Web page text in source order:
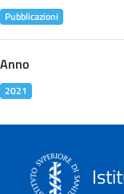
Pubblicazioni
Anno
2021